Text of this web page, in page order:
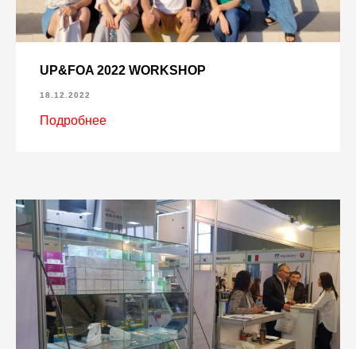
UP&FOA 2022 WORKSHOP
18.12.2022
Подробнее